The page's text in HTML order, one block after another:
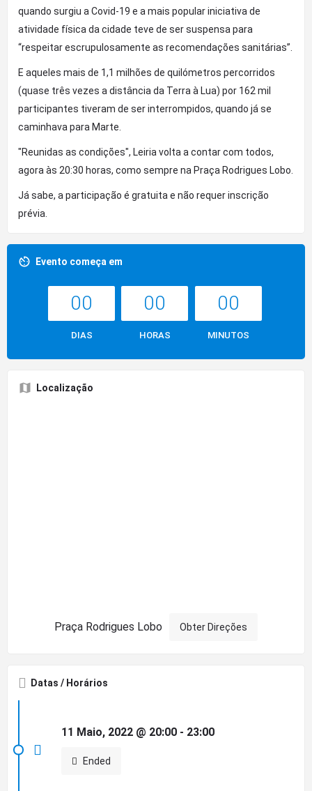
quando surgiu a Covid-19 e a mais popular iniciativa de
atividade física da cidade teve de ser suspensa para
“respeitar escrupulosamente as recomendações sanitárias”.
E aqueles mais de 1,1 milhões de quilómetros percorridos
(quase três vezes a distância da Terra à Lua) por 162 mil
participantes tiveram de ser interrompidos, quando já se
caminhava para Marte.
"Reunidas as condições", Leiria volta a contar com todos,
agora às 20:30 horas, como sempre na Praça Rodrigues Lobo.
Já sabe, a participação é gratuita e não requer inscrição
prévia.
Evento começa em
00
DIAS
00
HORAS
00
MINUTOS
Localização
Praça Rodrigues Lobo Obter Direções
Datas / Horários
11 Maio, 2022 @ 20:00 - 23:00
Ended